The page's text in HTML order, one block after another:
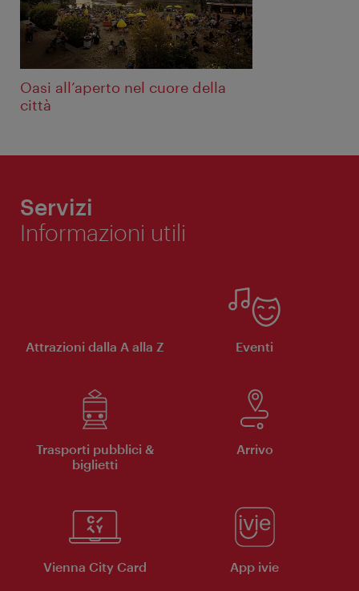
Oasi all’aperto nel cuore della
città
Servizi
Informazioni utili
Attrazioni dalla A alla Z Eventi
Trasporti pubblici &
biglietti
Arrivo
Vienna City Card App ivie